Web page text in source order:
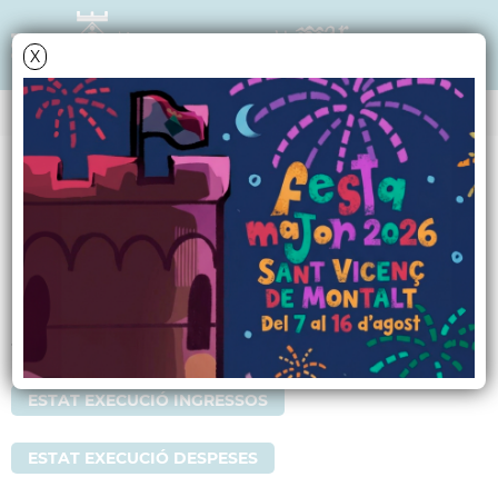
X
Data i hora oficial: 09-08-2026 01:51:50
EXECUCIÓ PRESSUPOSTÀRIA TRIMESTRAL
Execució Trimestal
Pressupost 2019
ESTAT EXECUCIÓ INGRESSOS
ESTAT EXECUCIÓ DESPESES